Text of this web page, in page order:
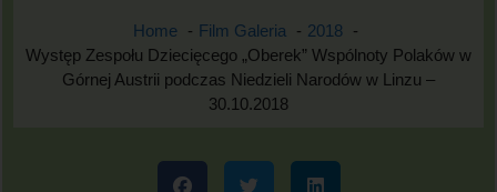
Home Film Galeria
2018
Występ Zespołu Dziecięcego „Oberek” Wspólnoty Polaków w
Górnej Austrii podczas Niedzieli Narodów w Linzu –
30.10.2018